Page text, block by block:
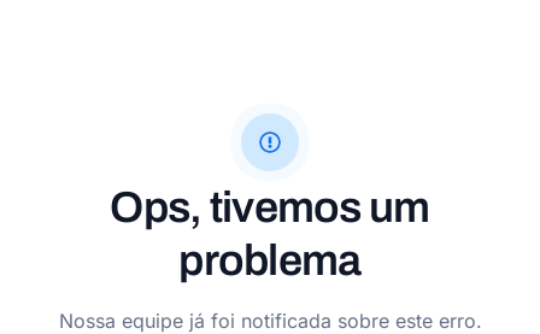
Ops, tivemos um
problema
Nossa equipe já foi notificada sobre este erro.